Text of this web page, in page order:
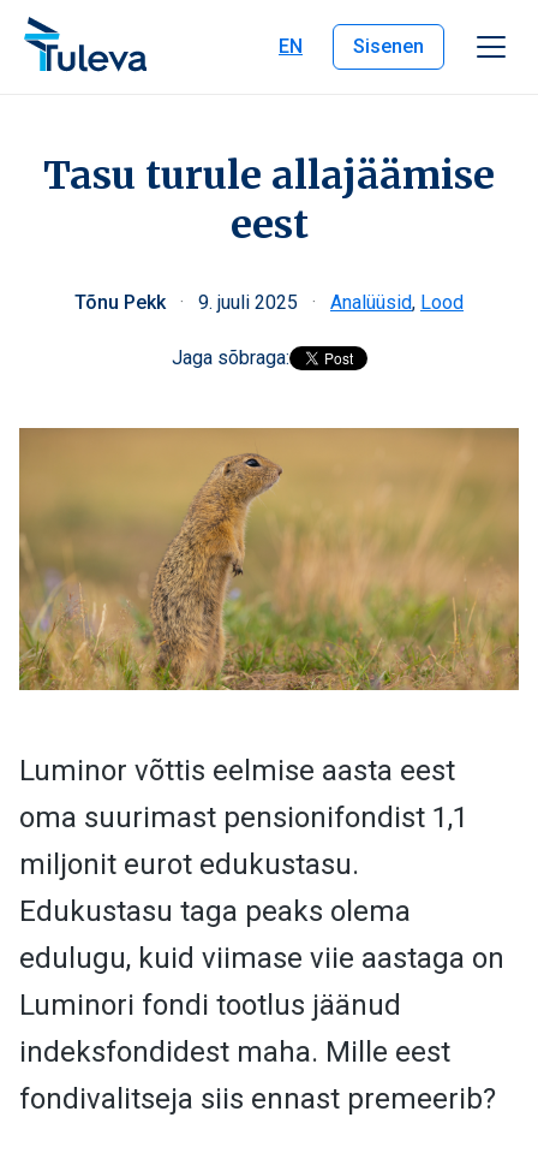
Liigu edasi sisu juurde
EN
Sisenen
Tasu turule allajäämise
eest
Tõnu Pekk · 9. juuli 2025 · Analüüsid, Lood
Jaga sõbraga:
Luminor võttis eelmise aasta eest
oma suurimast pensionifondist 1,1
miljonit eurot edukustasu.
Edukustasu taga peaks olema
edulugu, kuid viimase viie aastaga on
Luminori fondi tootlus jäänud
indeksfondidest maha. Mille eest
fondivalitseja siis ennast premeerib?